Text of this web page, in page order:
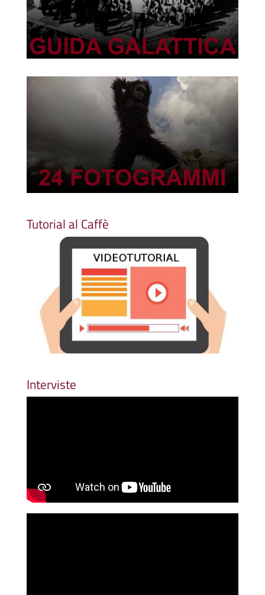
Tutorial al Caffè
Interviste